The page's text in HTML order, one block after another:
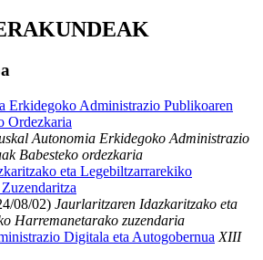
Erkidegoko Administrazio Publikoaren
Ordezkaria
Autonomia Erkidegoko Administrazio
Babesteko ordezkaria
eta Legebiltzarrarekiko
08/02) Jaurlaritzaren Idazkaritzako eta
Harremanetarako zuzendaria
Digitala eta Autogobernua XIII